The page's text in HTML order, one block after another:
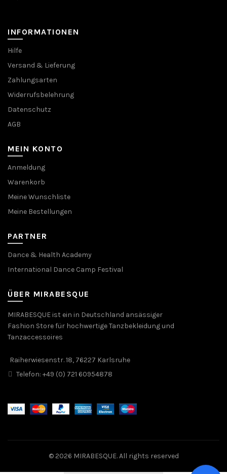
INFORMATIONEN
Hilfe
Versand & Lieferung
Zahlungsarten
Widerrufsbelehrung
Datenschutz
AGB
MEIN KONTO
Anmeldung
Warenkorb
Meine Wunschliste
Meine Bestellungen
PARTNER
Dance & Health Academy
International Dance Camp Festival
ÜBER MIRABESQUE
MIRABESQUE ist ein in Deutschland ansässiger
Fashion Store für hochwertige Tanzbekleidung und
Tanzaccessoires
Raiherwiesenstr. 18, 76227 Karlsruhe
Telefon: +49 (0) 721 60954878
© 2026 MIRABESQUE. All rights reserved